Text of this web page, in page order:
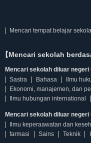
Mencari tempat belajar
【Mencari sekolah
Mencari sekolah diluar
Sastra
Bahasa
Ilmu
Ekonomi, manajemen, dan
Ilmu hubungan international
Mencari sekolah diluar
Ilmu keperaawatan dan
farmasi
Sains Teknik